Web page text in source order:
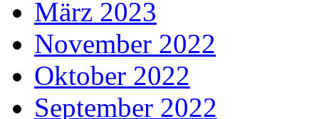
März 2023
November 2022
Oktober 2022
September 2022